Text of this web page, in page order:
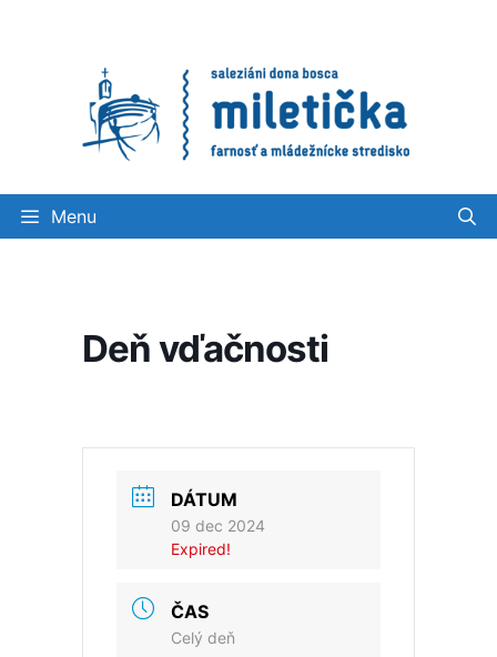
Menu
Deň vďačnosti
DÁTUM
09 dec 2024
Expired!
ČAS
Celý deň